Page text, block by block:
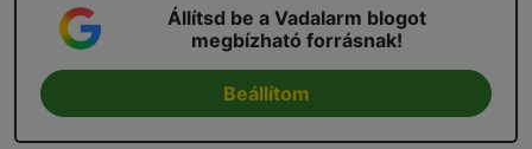
Állítsd be a Vadalarm blogot
megbízható forrásnak!
Beállítom